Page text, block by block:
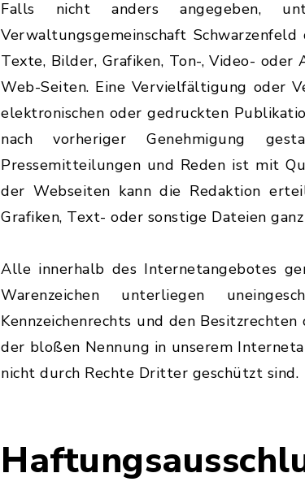
Falls nicht anders angegeben,
Verwaltungsgemeinschaft
Texte, Bilder, Grafiken, Ton-, Video-
Web-Seiten. Eine Vervielfältigung oder
elektronischen oder gedruckten
nach vorheriger Genehmigung
Pressemitteilungen und Reden ist mit
der Webseiten kann die Redaktion
Grafiken, Text- oder sonstige Dateien
Alle innerhalb des Internetangebotes
Warenzeichen unterliegen
Kennzeichenrechts und den
der bloßen Nennung in unserem
nicht durch Rechte Dritter geschützt sind.